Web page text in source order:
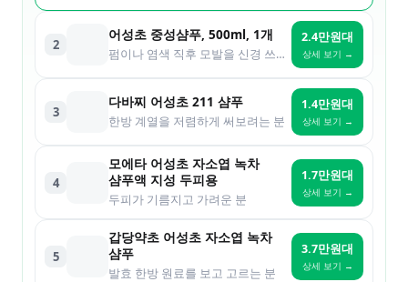
2
어성초 중성샴푸, 500ml, 1개
펌이나 염색 직후 모발을 신경 쓰는 분
2.4만원대
상세 보기 →
3
다바찌 어성초 211 샴푸
한방 계열을 저렴하게 써보려는 분
1.4만원대
상세 보기 →
4
모에타 어성초 자소엽 녹차
샴푸액 지성 두피용
두피가 기름지고 가려운 분
1.7만원대
상세 보기 →
5
갑당약초 어성초 자소엽 녹차
샴푸
발효 한방 원료를 보고 고르는 분
3.7만원대
상세 보기 →